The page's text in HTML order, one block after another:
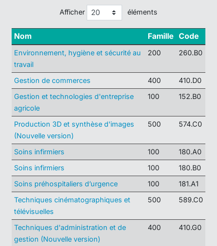
Afficher éléments
Nom Famille Code
Environnement, hygiène et sécurité au
travail
200 260.B0
Gestion de commerces 400
410.D0
Gestion et technologies d'entreprise
agricole
100 152.B0
Production 3D et synthèse d'images
(Nouvelle version)
500 574.C0
Soins infirmiers 100
180.A0
Soins infirmiers
100
180.B0
Soins préhospitaliers d’urgence
100
181.A1
Techniques cinématographiques et
télévisuelles
500 589.C0
Techniques d'administration et de
gestion (Nouvelle version)
400 410.G0